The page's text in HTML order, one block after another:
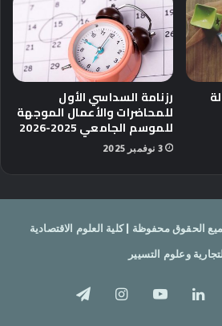
رزنامة السداسي الأول
للمحاضرات والأعمال الموجهة
للموسم الجامعي 2025-2026
3 نوفمبر 2025
النشر 2026، جميع الحقوق محفوظة | كلية العلوم الاقتصادية
وعلوم التسيير
لينكدإنيوتيوبانستقرامتيلقرام